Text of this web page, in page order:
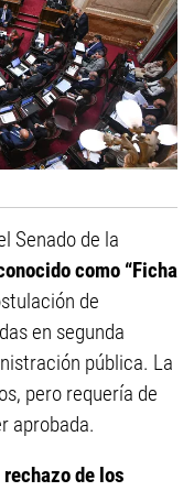
Senado de la
como “Ficha
de
en segunda
pública. La
pero requería de
aprobada.
de los